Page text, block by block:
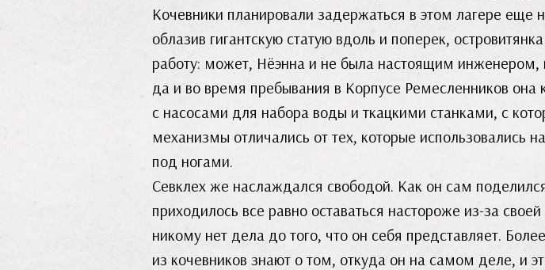
Кочевники планировали задержаться в этом лагере
облазив гигантскую статую вдоль и поперек,
работу: может, Нёэнна и не была настоящим
да и во время пребывания в Корпусе Ремесленников
с насосами для набора воды и ткацкими станками, с
механизмы отличались от тех, которые использовались
под ногами.
Севклех же наслаждался свободой. Как он сам
приходилось все равно оставаться настороже из-за
никому нет дела до того, что он себя представляет.
из кочевников знают о том, откуда он на самом деле, и